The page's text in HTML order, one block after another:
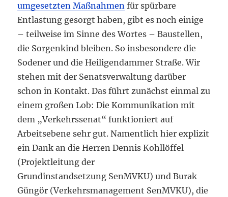
umgesetzten Maßnahmen für spürbare
Entlastung gesorgt haben, gibt es noch einige
– teilweise im Sinne des Wortes – Baustellen,
die Sorgenkind bleiben. So insbesondere die
Sodener und die Heiligendammer Straße. Wir
stehen mit der Senatsverwaltung darüber
schon in Kontakt. Das führt zunächst einmal zu
einem großen Lob: Die Kommunikation mit
dem „Verkehrssenat“ funktioniert auf
Arbeitsebene sehr gut. Namentlich hier explizit
ein Dank an die Herren Dennis Kohllöffel
(Projektleitung der
Grundinstandsetzung SenMVKU) und Burak
Güngör (Verkehrsmanagement SenMVKU), die